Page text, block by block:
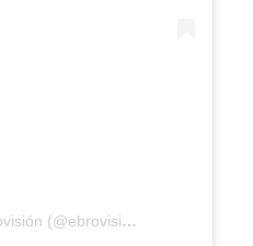
Una publicación compartida de Festival Ebrovisión (@ebrovision)